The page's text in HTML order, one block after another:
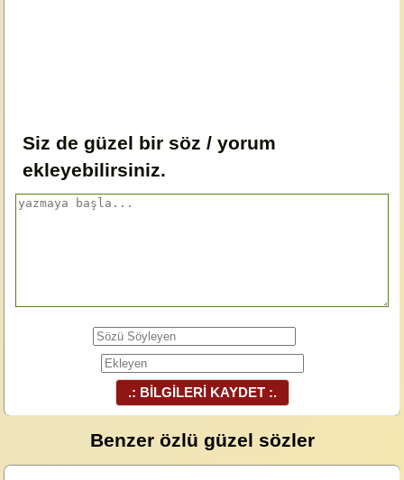
Siz de güzel bir söz / yorum
ekleyebilirsiniz.
.: BİLGİLERİ KAYDET :.
Benzer özlü güzel sözler